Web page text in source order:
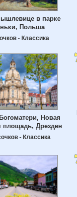
в парке
Польша
- Классика
Новая
площадь, Дрезден
- Классика